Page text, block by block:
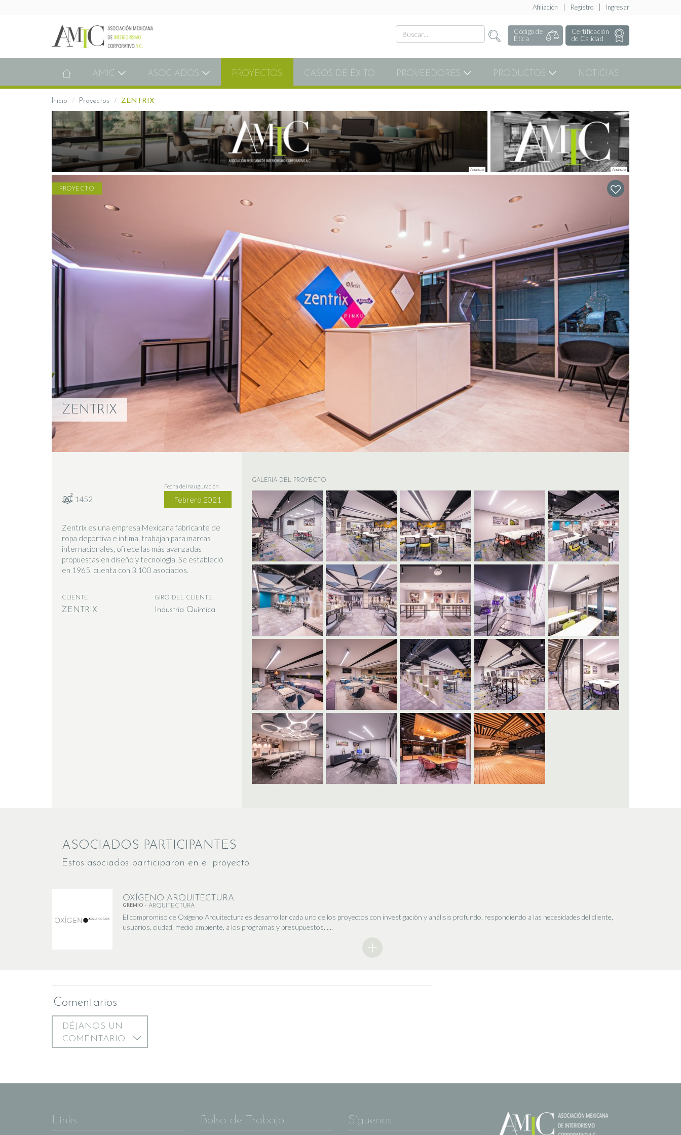
Ingresar
Registro
Afiliación
Código de
Ética
Certificación
de Calidad
AMIC ASOCIADOS PROYECTOS CASOS DE ÉXITO PROVEEDORES PRODUCTOS NOTICIAS
Inicio Proyectos ZENTRIX
PROYECTO
ZENTRIX
1452
Fecha de Inauguración
Febrero 2021
Zentrix es una empresa Mexicana fabricante de
ropa deportiva e intima, trabajan para marcas
internacionales, ofrece las más avanzadas
propuestas en diseño y tecnología. Se estableció
en 1965, cuenta con 3,100 asociados.
CLIENTE
ZENTRIX
GIRO DEL CLIENTE
Industria Química
GALERIA DEL PROYECTO
ASOCIADOS PARTICIPANTES
Estos asociados participaron en el proyecto.
OXÍGENO ARQUITECTURA
GREMIO - ARQUITECTURA
El compromiso de Oxígeno Arquitectura es desarrollar cada uno de los proyectos con investigación y análisis profundo, respondiendo a las necesidades del cliente,
usuarios, ciudad, medio ambiente, a los programas y presupuestos. ....
Comentarios
DÉJANOS UN
COMENTARIO
Links Bolsa de Trabajo Síguenos